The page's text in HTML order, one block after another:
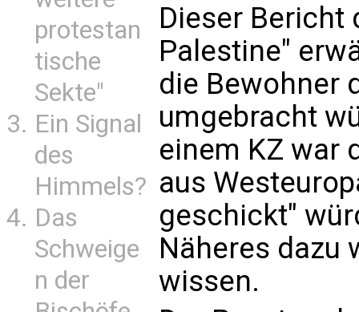
protestan
tische
Sekte"
Ein Signal
des
Himmels?
Das
Schweige
n der
Dieser Bericht
Palestine"
die Bewohner
umgebracht
einem KZ war
aus
geschickt"
Näheres dazu
wissen.